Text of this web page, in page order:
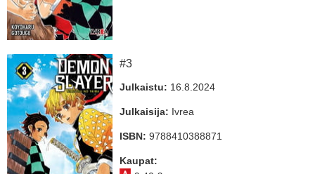
#3
Julkaistu: 16.8.2024
Julkaisija: Ivrea
ISBN: 9788410388871
Kaupat: